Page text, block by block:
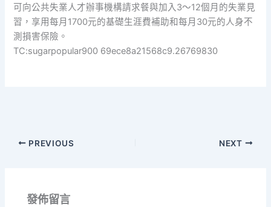
可向公共失業人才辦事機構請求餐與加入3～12個月的失業見
習，享用每月1700元的基礎生涯費補助和每月30元的人身不
測損害保險。
TC:sugarpopular900 69ece8a21568c9.26769830
PREVIOUS NEXT
發佈留言